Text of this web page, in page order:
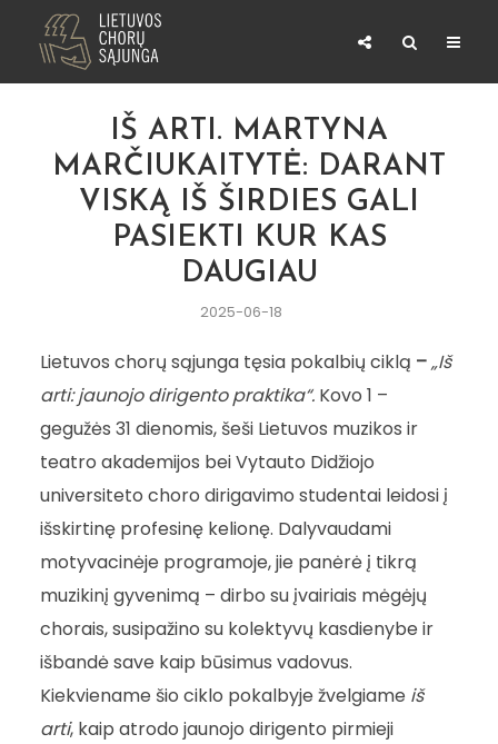
IŠ ARTI. MARTYNA
MARČIUKAITYTĖ: DARANT
VISKĄ IŠ ŠIRDIES GALI
PASIEKTI KUR KAS
DAUGIAU
2025-06-18
Lietuvos chorų sąjunga tęsia pokalbių ciklą –„Iš
arti: jaunojo dirigento praktika“. Kovo 1 –
gegužės 31 dienomis, šeši Lietuvos muzikos ir
teatro akademijos bei Vytauto Didžiojo
universiteto choro dirigavimo studentai leidosi į
išskirtinę profesinę kelionę. Dalyvaudami
motyvacinėje programoje, jie panėrė į tikrą
muzikinį gyvenimą – dirbo su įvairiais mėgėjų
chorais, susipažino su kolektyvų kasdienybe ir
išbandė save kaip būsimus vadovus.
Kiekviename šio ciklo pokalbyje žvelgiame iš
arti, kaip atrodo jaunojo dirigento pirmieji